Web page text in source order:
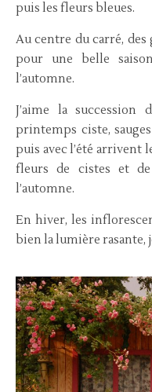
puis les fleurs bleues.
Au centre du carré,
pour une belle
l’automne.
J’aime la
printemps ciste,
puis avec l’été arrivent
fleurs de cistes et
l’automne.
En hiver, les
bien la lumière rasante,